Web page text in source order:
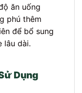
ăn uống
phú thêm
để bổ sung
lâu dài.
Dụng